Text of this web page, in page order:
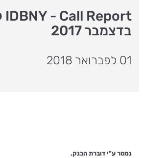
בדצמבר 2017
01 לפברואר 2018
נמסר ע"י דוברת הבנק.